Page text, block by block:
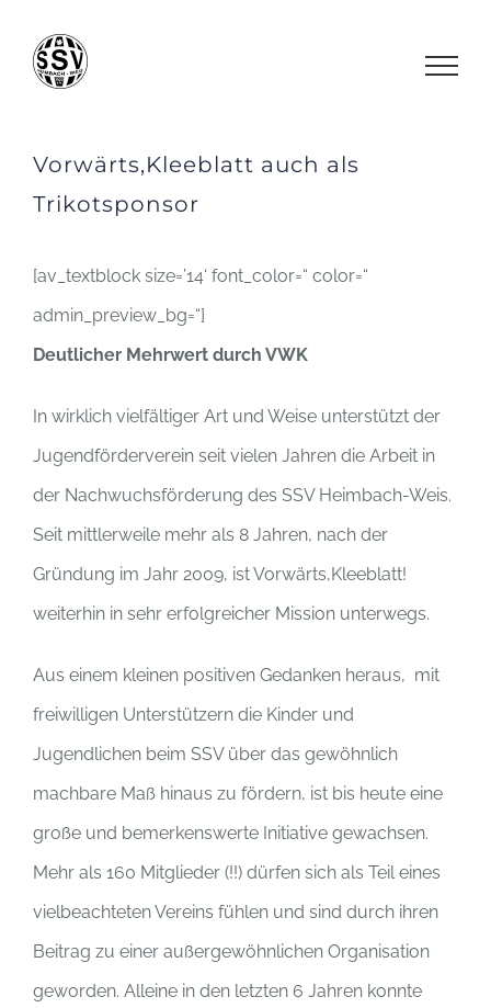
Inhalt
Vorwärts,Kleeblatt auch als
Trikotsponsor
[av_textblock size=’14‘ font_color=“ color=“
admin_preview_bg=“]
Deutlicher Mehrwert durch VWK
In wirklich vielfältiger Art und Weise unterstützt der
Jugendförderverein seit vielen Jahren die Arbeit in
der Nachwuchsförderung des SSV Heimbach-Weis.
Seit mittlerweile mehr als 8 Jahren, nach der
Gründung im Jahr 2009, ist Vorwärts,Kleeblatt!
weiterhin in sehr erfolgreicher Mission unterwegs.
Aus einem kleinen positiven Gedanken heraus, mit
freiwilligen Unterstützern die Kinder und
Jugendlichen beim SSV über das gewöhnlich
machbare Maß hinaus zu fördern, ist bis heute eine
große und bemerkenswerte Initiative gewachsen.
Mehr als 160 Mitglieder (!!) dürfen sich als Teil eines
vielbeachteten Vereins fühlen und sind durch ihren
Beitrag zu einer außergewöhnlichen Organisation
geworden. Alleine in den letzten 6 Jahren konnte